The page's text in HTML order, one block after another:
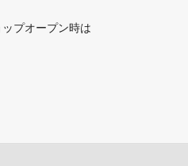
プオープン時は